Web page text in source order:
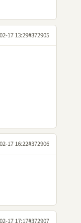
17 13:29#372905
17 16:22#372906
17 17:17#372907